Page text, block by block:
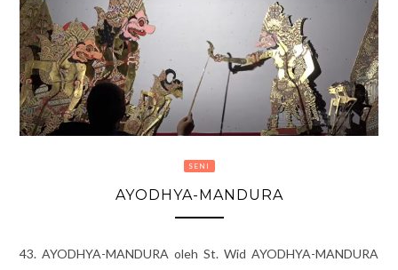
SENI
AYODHYA-MANDURA
43. AYODHYA-MANDURA oleh St. Wid AYODHYA-MANDURA